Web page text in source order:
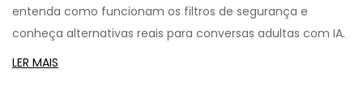
entenda como funcionam os filtros de segurança e
conheça alternativas reais para conversas adultas com IA.
LER MAIS